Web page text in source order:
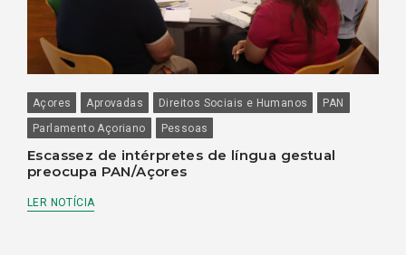
Açores Aprovadas Direitos Sociais e Humanos
PAN
Parlamento Açoriano
Pessoas
Escassez de intérpretes de língua gestual
preocupa PAN/Açores
LER NOTÍCIA